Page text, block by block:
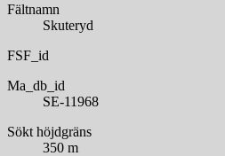
Fältnamn
Skuteryd
FSF_id
Ma_db_id
SE-11968
Sökt höjdgräns
350 m